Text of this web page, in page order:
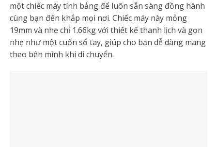
một chiếc máy tính bảng để luôn sẵn sàng đồng hành
cùng bạn đến khắp mọi nơi. Chiếc máy này mỏng
19mm và nhẹ chỉ 1.66kg với thiết kế thanh lịch và gọn
nhẹ như một cuốn sổ tay, giúp cho bạn dễ dàng mang
theo bên mình khi di chuyển.